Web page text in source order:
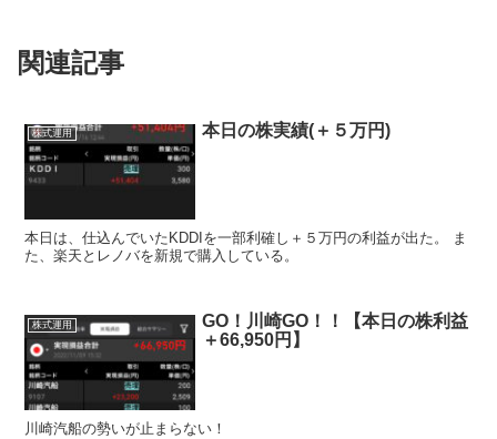
関連記事
株式運用 本日の株実績(＋５万円)
本日は、仕込んでいたKDDIを一部利確し＋５万円の利益が出た。 ま
た、楽天とレノバを新規で購入している。
株式運用
GO！川崎GO！！【本日の株利益
＋66,950円】
川崎汽船の勢いが止まらない！